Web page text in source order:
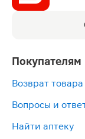
Покупателям
Возврат товара
Вопросы и
Найти аптеку